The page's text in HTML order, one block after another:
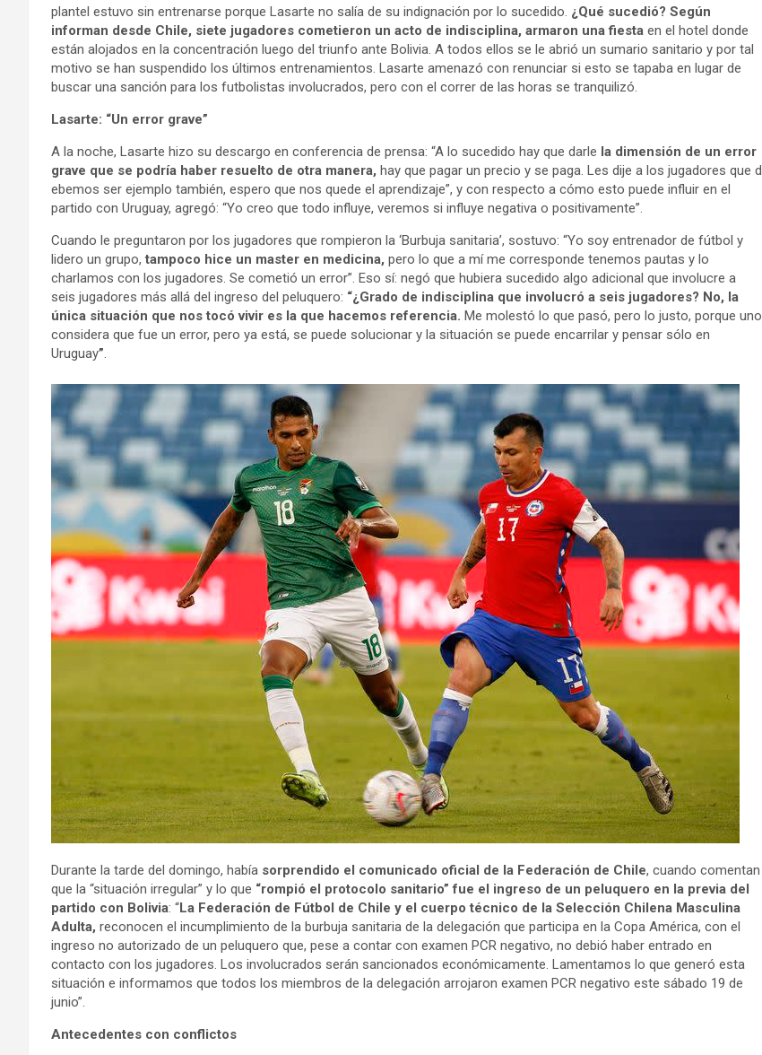
plantel estuvo sin entrenarse porque Lasarte no salía de su indignación por lo sucedido. ¿Qué sucedió? Según
informan desde Chile, siete jugadores cometieron un acto de indisciplina, armaron una fiesta en el hotel donde
están alojados en la concentración luego del triunfo ante Bolivia. A todos ellos se le abrió un sumario sanitario y por tal
motivo se han suspendido los últimos entrenamientos. Lasarte amenazó con renunciar si esto se tapaba en lugar de
buscar una sanción para los futbolistas involucrados, pero con el correr de las horas se tranquilizó.
Lasarte: “Un error grave”
A la noche, Lasarte hizo su descargo en conferencia de prensa: “A lo sucedido hay que darle la dimensión de un error
grave que se podría haber resuelto de otra manera, hay que pagar un precio y se paga. Les dije a los jugadores que d
ebemos ser ejemplo también, espero que nos quede el aprendizaje”, y con respecto a cómo esto puede influir en el
partido con Uruguay, agregó: “Yo creo que todo influye, veremos si influye negativa o positivamente”.
Cuando le preguntaron por los jugadores que rompieron la ‘Burbuja sanitaria’, sostuvo: “Yo soy entrenador de fútbol y
lidero un grupo,tampoco hice un master en medicina, pero lo que a mí me corresponde tenemos pautas y lo
charlamos con los jugadores. Se cometió un error”. Eso sí: negó que hubiera sucedido algo adicional que involucre a
seis jugadores más allá del ingreso del peluquero: “¿Grado de indisciplina que involucró a seis jugadores? No, la
única situación que nos tocó vivir es la que hacemos referencia. Me molestó lo que pasó, pero lo justo, porque uno
considera que fue un error, pero ya está, se puede solucionar y la situación se puede encarrilar y pensar sólo en
Uruguay”.
Durante la tarde del domingo, había sorprendido el comunicado oficial de la Federación de Chile, cuando comentan
que la “situación irregular” y lo que “rompió el protocolo sanitario” fue el ingreso de un peluquero en la previa del
partido con Bolivia: “La Federación de Fútbol de Chile y el cuerpo técnico de la Selección Chilena Masculina
Adulta, reconocen el incumplimiento de la burbuja sanitaria de la delegación que participa en la Copa América, con el
ingreso no autorizado de un peluquero que, pese a contar con examen PCR negativo, no debió haber entrado en
contacto con los jugadores. Los involucrados serán sancionados económicamente. Lamentamos lo que generó esta
situación e informamos que todos los miembros de la delegación arrojaron examen PCR negativo este sábado 19 de
junio”.
Antecedentes con conflictos